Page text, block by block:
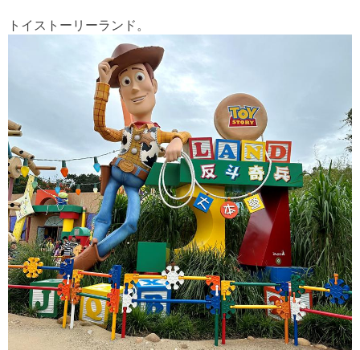
トイストーリーランド。